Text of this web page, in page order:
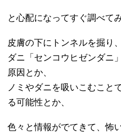
と心配になってすぐ調べて
皮膚の下にトンネルを掘り
ダニ「センコウヒゼンダニ
原因とか、
ノミやダニを吸いこむこと
る可能性とか、
色々と情報がでてきて、怖い